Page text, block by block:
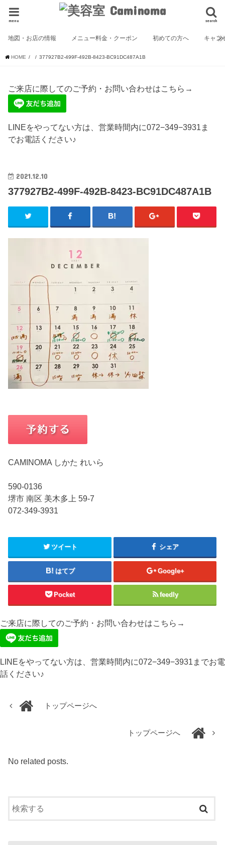
search
menu
地図・お店の情報 メニュー料金・クーポン 初めての方へ キャン
HOME 377927B2-499F-492B-8423-BC91DC487A1B
ご来店に際してのご予約・お問い合わせはこちら→
LINEをやってない方は、営業時間内に072−349−3931ま
でお電話ください♪
2021.12.10
377927B2-499F-492B-8423-BC91DC487A1B
CAMINOMA しかた れいら
590-0136
堺市 南区 美木多上 59-7
072-349-3931
ツイート シェア
はてブ Google+
Pocket feedly
ご来店に際してのご予約・お問い合わせはこちら→
LINEをやってない方は、営業時間内に072−349−3931までお電
話ください♪
トップページへ
トップページへ
No related posts.